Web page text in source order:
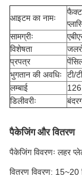
आइटम का नामः
सामग्रीः
विशेषता
प्रपत्र
भुगतान की अवधिः
टी/
लम्बाई
डिलीवरीः
पैकेजिंग और वितरण
पैकेजिंग विवरणः लहर
वितरण विवरण: 15~20